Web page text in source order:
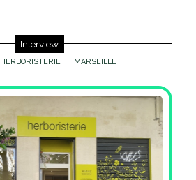
Interview
HERBORISTERIE MARSEILLE